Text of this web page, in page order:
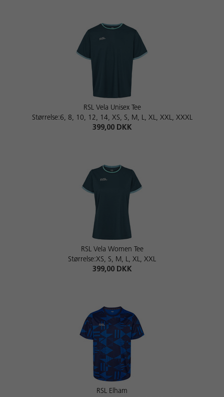
RSL Vela Unisex Tee
Størrelse:6, 8, 10, 12, 14, XS, S, M, L, XL, XXL, XXXL
399,00 DKK
RSL Vela Women Tee
Størrelse:XS, S, M, L, XL, XXL
399,00 DKK
RSL Elham